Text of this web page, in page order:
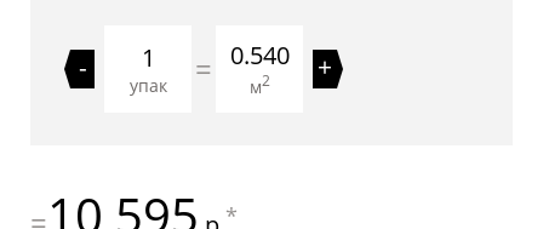
-
упак = 0.540
м2 +
10 595 *